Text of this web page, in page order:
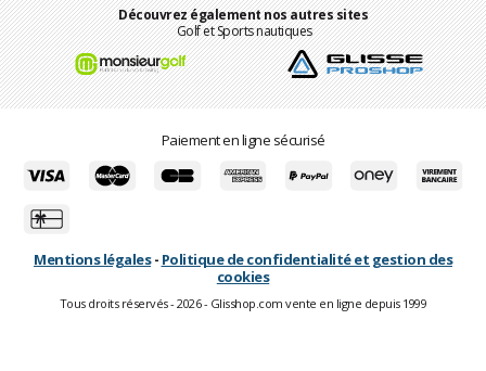
Découvrez également nos autres sites
Golf et Sports nautiques
Paiement en ligne sécurisé
Mentions légales- Politique de confidentialité et gestion des
cookies
Tous droits réservés - 2026 - Glisshop.com vente en ligne depuis 1999